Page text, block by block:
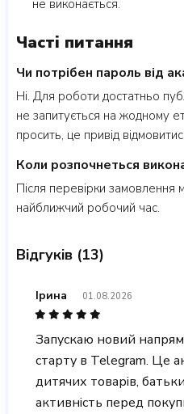
не виконається.
Часті питання
Чи потрібен пароль від
Ні. Для роботи достатньо
не запитується на жодному
просить, це привід
Коли розпочнеться
Після перевірки
найближчий робочий час.
Відгуків (13)
Ірина 01.08.2026
Запускаю новий напрям
старту в Telegram. Це
дитячих товарів,
активність перед